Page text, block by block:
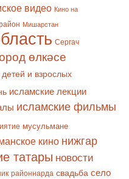
видео Кино на
Мишарстан
Сергач
өлкәсе
и взрослых
исламские лекции
исламские фильмы
мусульмане
кино нижгар
татары новости
районнарда свадьба село